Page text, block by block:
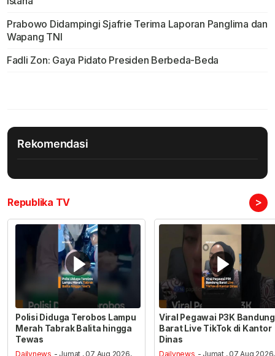
Prabowo Didampingi Sjafrie Terima Laporan Panglima dan
Wapang TNI
Fadli Zon: Gaya Pidato Presiden Berbeda-Beda
Rekomendasi
Republika TV >
Polisi Diduga Terobos Lampu
Merah Tabrak Balita hingga
Tewas
Dailynews - Jumat , 07 Aug 2026,
Viral Pegawai P3K Bandung
Barat Live TikTok di Kantor
Dinas
Dailynews - Jumat , 07 Aug 2026,